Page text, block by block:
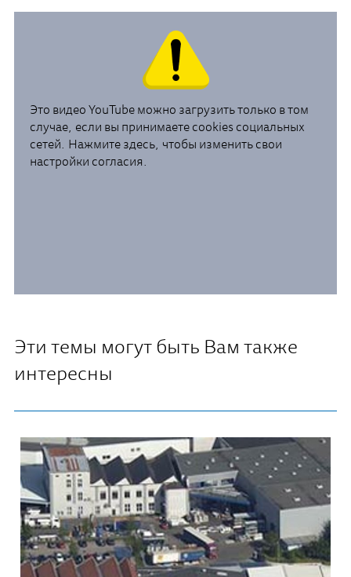
Это видео YouTube можно загрузить только в том
случае, если вы принимаете cookies социальных
сетей. Нажмите здесь, чтобы изменить свои
настройки согласия.
Эти темы могут быть Вам также
интересны